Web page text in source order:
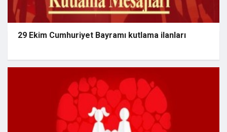
29 Ekim Cumhuriyet Bayramı kutlama ilanları